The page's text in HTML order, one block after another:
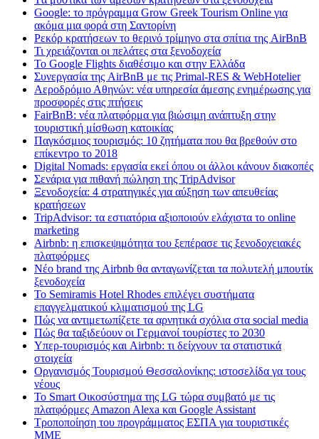
Google: το πρόγραμμα Grow Greek Tourism Online για
ακόμα μια φορά στη Σαντορίνη
Ρεκόρ κρατήσεων το θερινό τρίμηνο στα σπίτια της AirBnB
Τι χρειάζονται οι πελάτες στα ξενοδοχεία
Το Google Flights διαθέσιμο και στην Ελλάδα
Συνεργασία​ ​της​ ​AirBnB​ ​με​ ​τις​ ​Primal-RES​ ​&​ ​WebHotelier
Aεροδρόμιο Αθηνών: νέα υπηρεσία άμεσης ενημέρωσης για
προσφορές στις πτήσεις
FairBnB: νέα πλατφόρμα για βιώσιμη ανάπτυξη στην
τουριστική μίσθωση κατοικίας
Παγκόσμιος τουρισμός: 10 ζητήματα που θα βρεθούν στο
επίκεντρο το 2018
Digital Nomads: εργασία εκεί όπου οι άλλοι κάνουν διακοπές
Σενάρια για πιθανή πώληση της TripAdvisor
Ξενοδοχεία: 4 στρατηγικές για αύξηση των απευθείας
κρατήσεων
TripAdvisor: τα εστιατόρια αξιοποιούν ελάχιστα το online
marketing
Airbnb: η επισκεψιμότητα του ξεπέρασε τις ξενοδοχειακές
πλατφόρμες
Nέο brand της Airbnb θα ανταγωνίζεται τα πολυτελή μπουτίκ
ξενοδοχεία
Το Semiramis Hotel Rhodes επιλέγει συστήματα
επαγγελματικού κλιματισμού της LG
Πώς να αντιμετωπίζετε τα αρνητικά σχόλια στα social media
Πώς θα ταξιδεύουν οι Γερμανοί τουρίστες το 2030
Υπερ-τουρισμός και Airbnb: τι δείχνουν τα στατιστικά
στοιχεία
Οργανισμός Τουρισμού Θεσσαλονίκης: ιστοσελίδα γα τους
νέους
Το Smart Οικοσύστημα της LG τώρα συμβατό με τις
πλατφόρμες Amazon Alexa και Google Assistant
Τροποποίηση του προγράμματος ΕΣΠΑ για τουριστικές
ΜΜΕ